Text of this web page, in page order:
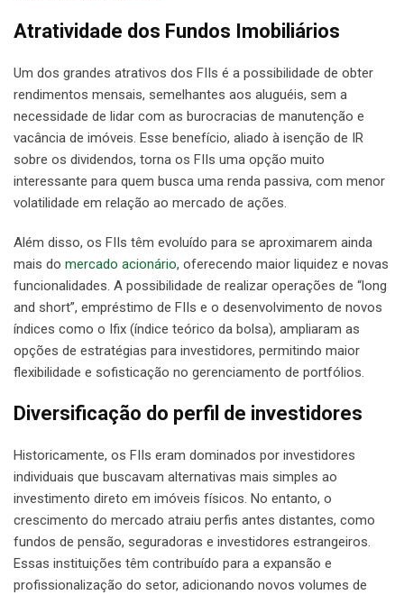
Atratividade dos Fundos Imobiliários
Um dos grandes atrativos dos FIIs é a possibilidade de obter
rendimentos mensais, semelhantes aos aluguéis, sem a
necessidade de lidar com as burocracias de manutenção e
vacância de imóveis. Esse benefício, aliado à isenção de IR
sobre os dividendos, torna os FIIs uma opção muito
interessante para quem busca uma renda passiva, com menor
volatilidade em relação ao mercado de ações.
Além disso, os FIIs têm evoluído para se aproximarem ainda
mais do mercado acionário, oferecendo maior liquidez e novas
funcionalidades. A possibilidade de realizar operações de “long
and short”, empréstimo de FIIs e o desenvolvimento de novos
índices como o Ifix (índice teórico da bolsa), ampliaram as
opções de estratégias para investidores, permitindo maior
flexibilidade e sofisticação no gerenciamento de portfólios.
Diversificação do perfil de investidores
Historicamente, os FIIs eram dominados por investidores
individuais que buscavam alternativas mais simples ao
investimento direto em imóveis físicos. No entanto, o
crescimento do mercado atraiu perfis antes distantes, como
fundos de pensão, seguradoras e investidores estrangeiros.
Essas instituições têm contribuído para a expansão e
profissionalização do setor, adicionando novos volumes de